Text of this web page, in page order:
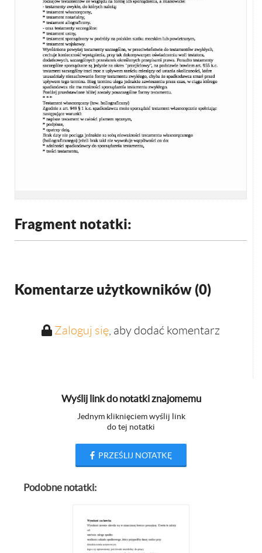
Fragment notatki:
Komentarze użytkowników (0)
Zaloguj się, aby dodać komentarz
Wyślij link do notatki znajomemu
Jednym kliknięciem wyślij link
do tej notatki
PRZEŚLIJ NOTATKĘ
Podobne notatki: